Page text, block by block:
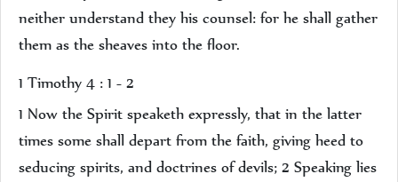
neither understand they his counsel: for he shall gather
them as the sheaves into the floor.
1 Timothy 4 : 1 - 2
1 Now the Spirit speaketh expressly, that in the latter
times some shall depart from the faith, giving heed to
seducing spirits, and doctrines of devils; 2 Speaking lies